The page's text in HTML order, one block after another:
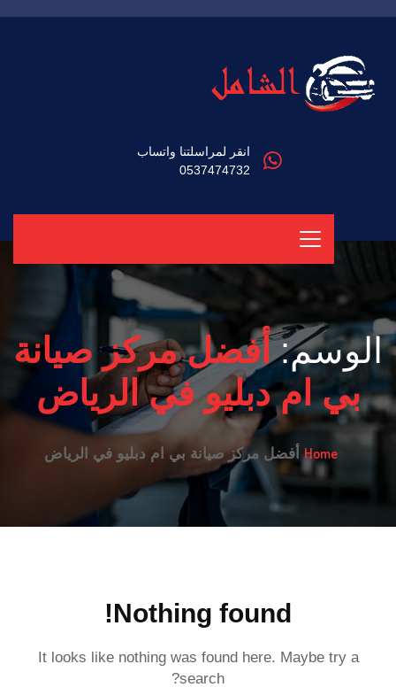
انقر لمراسلتنا واتساب
0537474732
الوسم:أفضل مركز صيانة
بي ام دبليو في الرياض
Homeأفضل مركز صيانة بي ام دبليو في الرياض
Nothing found!
It looks like nothing was found here. Maybe try a
search?